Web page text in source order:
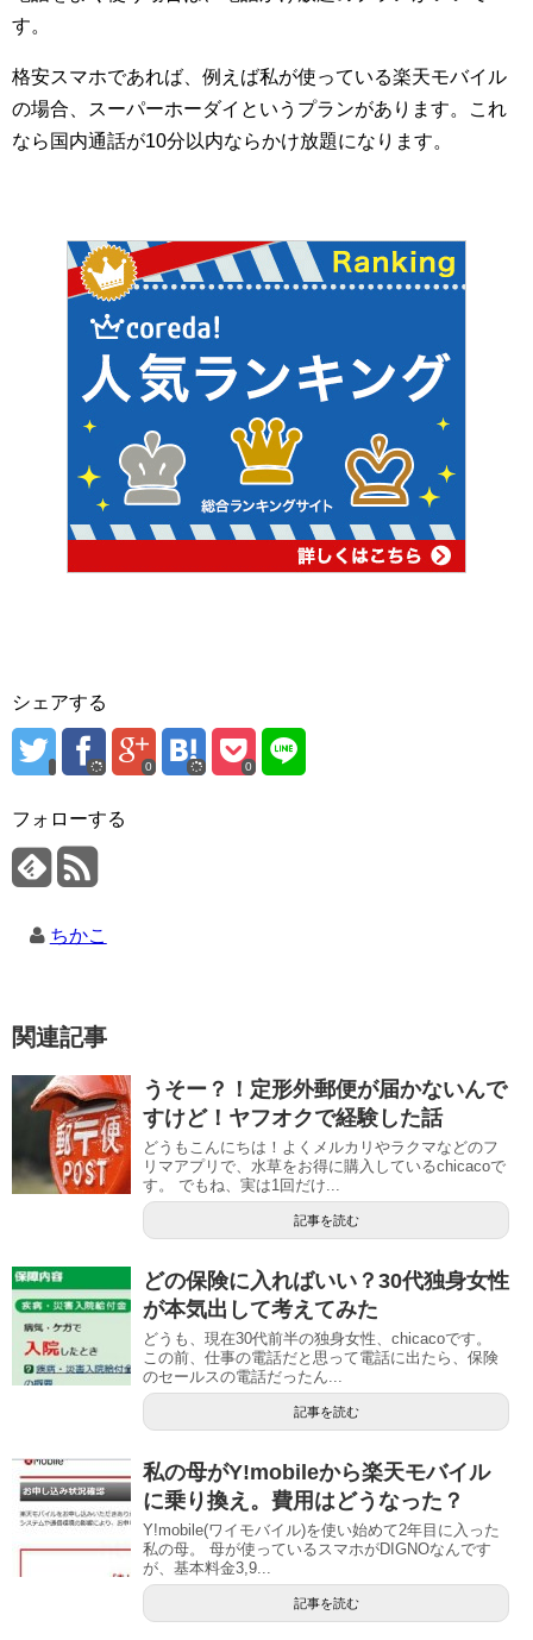
す。
格安スマホであれば、例えば私が使っている楽天モバイル
の場合、スーパーホーダイというプランがあります。これ
なら国内通話が10分以内ならかけ放題になります。
シェアする
0 0
フォローする
ちかこ
関連記事
うそー？！定形外郵便が届かないんで
すけど！ヤフオクで経験した話
どうもこんにちは！よくメルカリやラクマなどのフ
リマアプリで、水草をお得に購入しているchicacoで
す。 でもね、実は1回だけ...
記事を読む
どの保険に入ればいい？30代独身女性
が本気出して考えてみた
どうも、現在30代前半の独身女性、chicacoです。
この前、仕事の電話だと思って電話に出たら、保険
のセールスの電話だったん...
記事を読む
私の母がY!mobileから楽天モバイル
に乗り換え。費用はどうなった？
Y!mobile(ワイモバイル)を使い始めて2年目に入った
私の母。 母が使っているスマホがDIGNOなんです
が、基本料金3,9...
記事を読む